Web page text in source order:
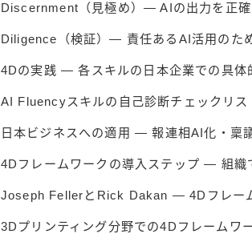
Discernment（見極め）— AIの出力を正確
Diligence（検証）— 責任あるAI活用のた
4Dの実践 — 各スキルの日本企業での具体
AI Fluencyスキルの自己診断チェックリス
日本ビジネスへの適用 — 報連相AI化・稟
4Dフレームワークの導入ステップ — 組織
Joseph FellerとRick Dakan — 4Dフレー
3Dプリンティング分野での4Dフレームワ